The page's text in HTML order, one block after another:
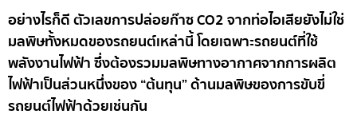
อย่างไรก็ดี ตัวเลขการปล่อยก๊าซ CO2 จากท่อไอเสียยังไม่ใช่
มลพิษทั้งหมดของรถยนต์เหล่านี้ โดยเฉพาะรถยนต์ที่ใช้
พลังงานไฟฟ้า ซึ่งต้องรวมมลพิษทางอากาศจากการผลิต
ไฟฟ้าเป็นส่วนหนึ่งของ “ต้นทุน” ด้านมลพิษของการขับขี่
รถยนต์ไฟฟ้าด้วยเช่นกัน